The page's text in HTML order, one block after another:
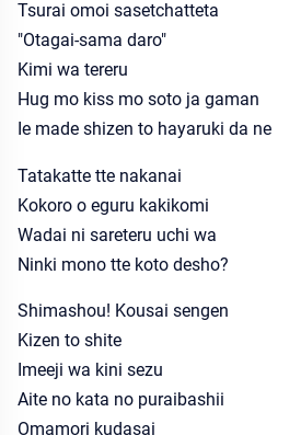
Tsurai omoi sasetchatteta
"Otagai-sama daro"
Kimi wa tereru
Hug mo kiss mo soto ja gaman
Ie made shizen to hayaruki da ne
Tatakatte tte nakanai
Kokoro o eguru kakikomi
Wadai ni sareteru uchi wa
Ninki mono tte koto desho?
Shimashou! Kousai sengen
Kizen to shite
Imeeji wa kini sezu
Aite no kata no puraibashii
Omamori kudasai